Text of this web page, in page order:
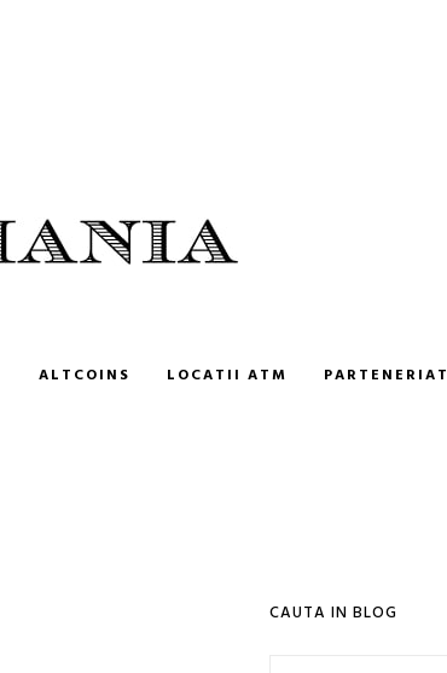
ALTCOINS LOCATII ATM PARTENERIAT
CAUTA IN BLOG